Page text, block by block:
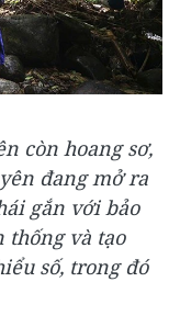
còn hoang sơ,
đang mở ra
gắn với bảo
thống và tạo
số, trong đó